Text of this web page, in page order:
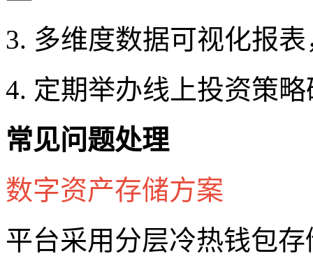
3. 多维度数据可视化报
4. 定期举办线上投资策
常见问题处理
数字资产存储方案
平台采用分层冷热钱包